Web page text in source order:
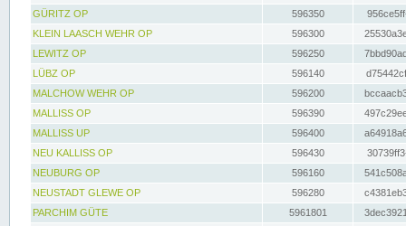
GÜRITZ OP
596350
KLEIN LAASCH WEHR OP
596300
LEWITZ OP
596250
LÜBZ OP
596140
MALCHOW WEHR OP
596200
MALLISS OP
596390
MALLISS UP
596400
NEU KALLISS OP
596430
NEUBURG OP
596160
NEUSTADT GLEWE OP
596280
PARCHIM GÜTE
5961801